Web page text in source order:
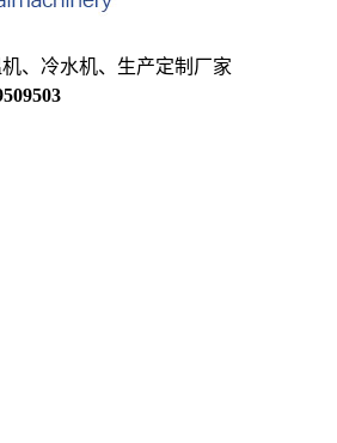
、冷水机、生产定制厂家